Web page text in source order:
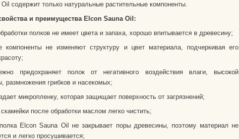
содержит только натуральные растительные компоненты.
и преимущества Elcon Sauna Oil:
полков не имеет цвета и запаха, хорошо впитывается в древесину;
компоненты не изменяют структуру и цвет материала, подчеркивая его
предохраняет полок от негативного воздействия влаги, высокой
размножения грибков и насекомых;
микропленку, которая защищает поверхность от загрязнений;
после обработки маслом легко чистить;
Elcon Sauna Oil не закрывает поры древесины, поэтому материал не
и легко просушивается;